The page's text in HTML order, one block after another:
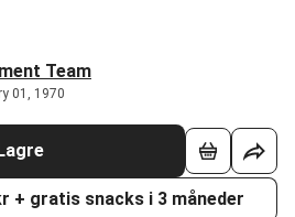
Team
01, 1970
+ gratis snacks i 3 måneder